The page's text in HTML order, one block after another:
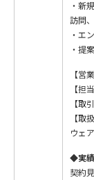
・新
訪問
・エ
・提
【営
【担
【取
【取
ウェ
◆実績
契約